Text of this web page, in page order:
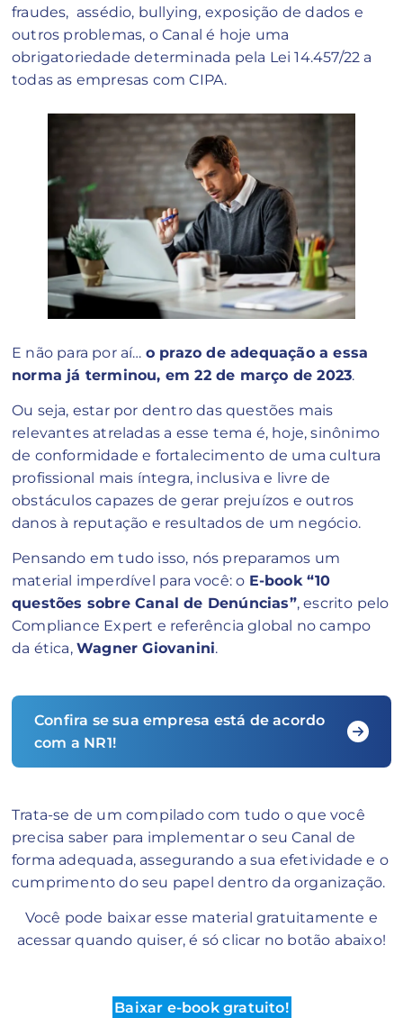
fraudes, assédio, bullying, exposição de dados e
outros problemas, o Canal é hoje uma
obrigatoriedade determinada pela Lei 14.457/22 a
todas as empresas com CIPA.
E não para por aí… o prazo de adequação a essa
norma já terminou, em 22 de março de 2023.
Ou seja, estar por dentro das questões mais
relevantes atreladas a esse tema é, hoje, sinônimo
de conformidade e fortalecimento de uma cultura
profissional mais íntegra, inclusiva e livre de
obstáculos capazes de gerar prejuízos e outros
danos à reputação e resultados de um negócio.
Pensando em tudo isso, nós preparamos um
material imperdível para você: o E-book “10
questões sobre Canal de Denúncias”, escrito pelo
Compliance Expert e referência global no campo
da ética, Wagner Giovanini.
Confira se sua empresa está de acordo
com a NR1!
Trata-se de um compilado com tudo o que você
precisa saber para implementar o seu Canal de
forma adequada, assegurando a sua efetividade e o
cumprimento do seu papel dentro da organização.
Você pode baixar esse material gratuitamente e
acessar quando quiser, é só clicar no botão abaixo!
Baixar e-book gratuito!